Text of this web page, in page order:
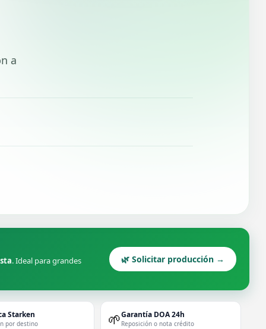
a
. Ideal para grandes
🌿 Solicitar producción →
Starken
por destino 🌱Garantía DOA 24h
Reposición o nota crédito